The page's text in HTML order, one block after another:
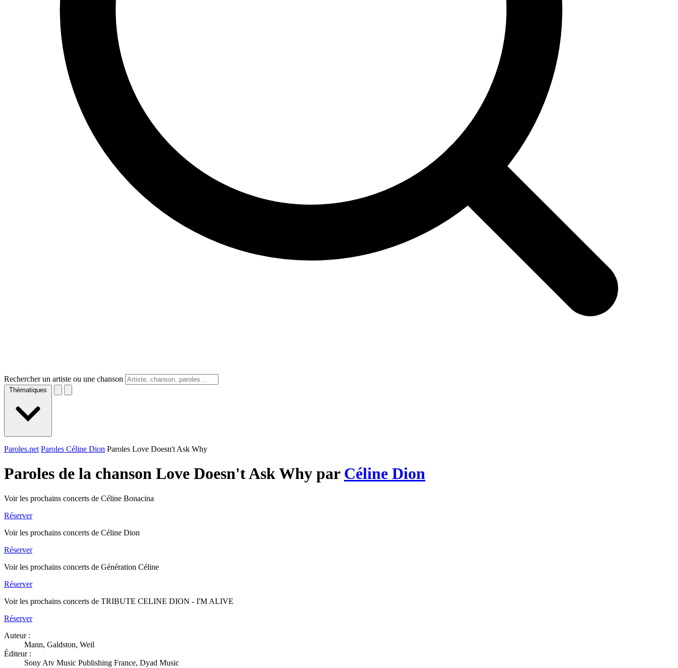
Rechercher un artiste ou une chanson
Thématiques
Paroles.net Paroles Céline Dion Paroles Love Doesn't Ask Why
Paroles de la chanson Love Doesn't Ask Why par Céline Dion
Voir les prochains concerts de Céline Bonacina
Réserver
Voir les prochains concerts de Céline Dion
Réserver
Voir les prochains concerts de Génération Céline
Réserver
Voir les prochains concerts de TRIBUTE CELINE DION - I'M ALIVE
Réserver
Auteur :
Mann, Galdston, Weil
Éditeur :
Sony Atv Music Publishing France, Dyad Music